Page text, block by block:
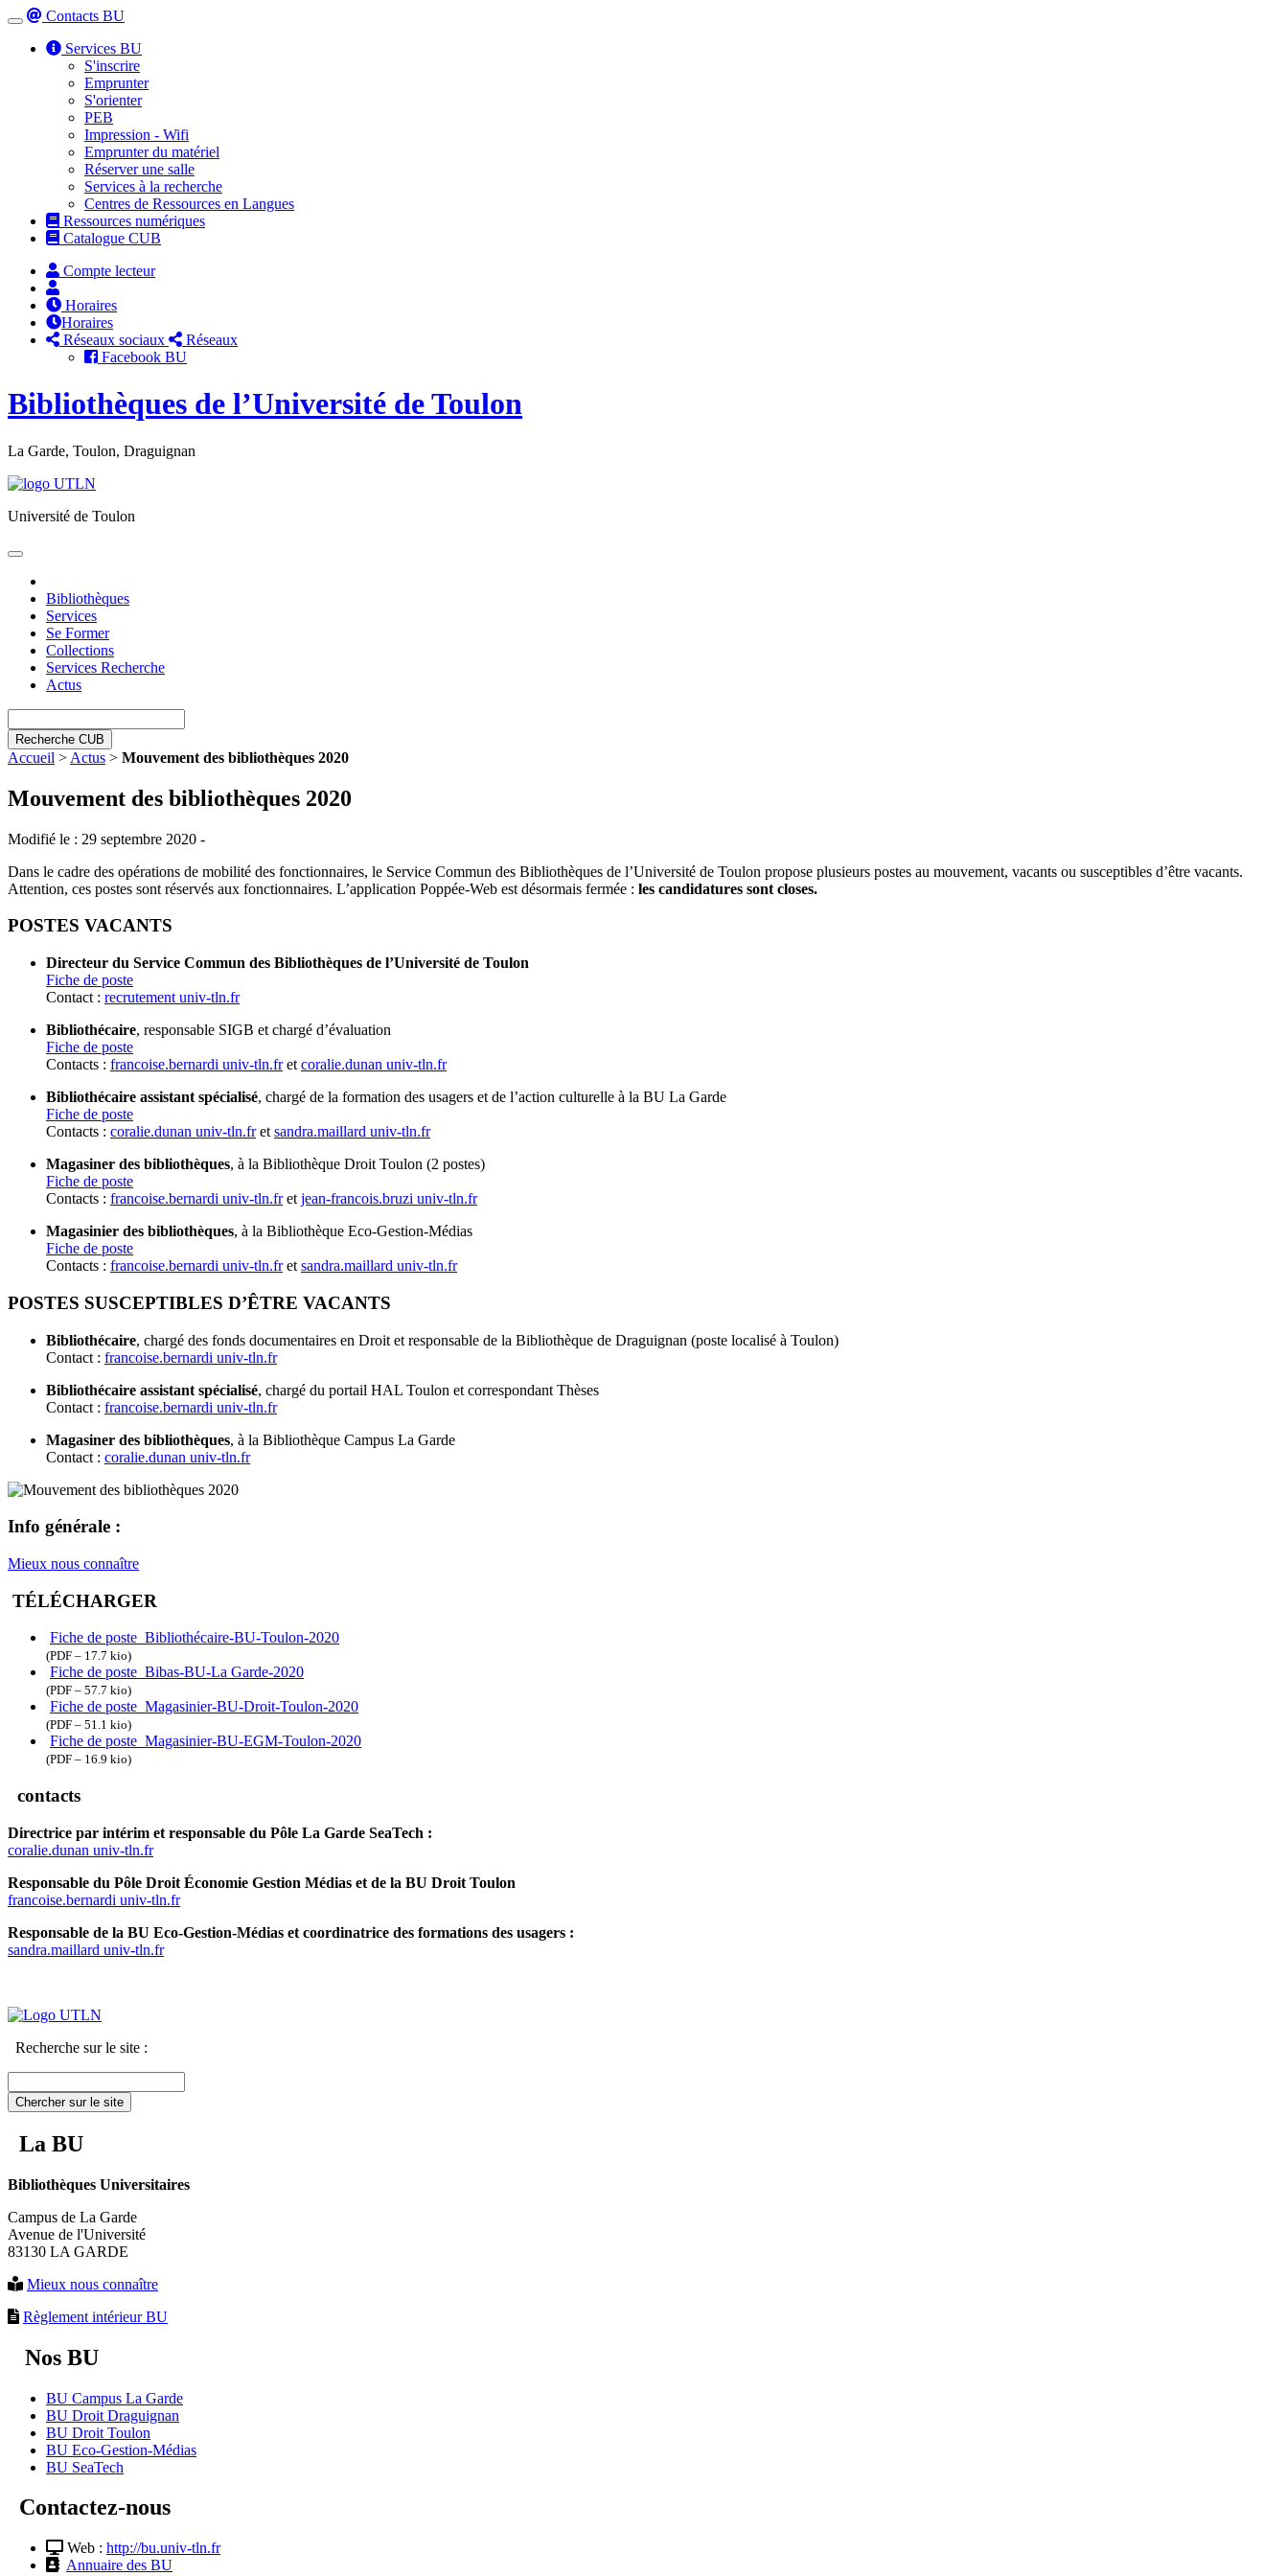
Toggle
navigation
Contacts BU
Services BU
S'inscrire
Emprunter
S'orienter
PEB
Impression - Wifi
Emprunter du matériel
Réserver une salle
Services à la recherche
Centres de Ressources en Langues
Ressources numériques
Catalogue CUB
Compte lecteur
Horaires
Horaires
Réseaux sociaux
Réseaux
Facebook BU
Bibliothèques de l’Université de Toulon
La Garde, Toulon, Draguignan
Université de Toulon
Toggle
Bibliothèques
Services
Se Former
Collections
Services Recherche
Actus
Recherche CUB
Accueil > Actus > Mouvement des bibliothèques 2020
Mouvement des bibliothèques 2020
Modifié le : 29 septembre 2020 -
Dans le cadre des opérations de mobilité des fonctionnaires, le Service Commun des Bibliothèques de l’Université de Toulon propose plusieurs postes au mouvement, vacants ou susceptibles d’être vacants.
Attention, ces postes sont réservés aux fonctionnaires. L’application Poppée-Web est désormais fermée : les candidatures sont closes.
POSTES VACANTS
Directeur du Service Commun des Bibliothèques de l’Université de Toulon
Fiche de poste
Contact : recrutement univ-tln.fr
Bibliothécaire, responsable SIGB et chargé d’évaluation
Fiche de poste
Contacts : francoise.bernardi univ-tln.fret coralie.dunan univ-tln.fr
Bibliothécaire assistant spécialisé, chargé de la formation des usagers et de l’action culturelle à la BU La Garde
Fiche de poste
Contacts : coralie.dunan univ-tln.fret sandra.maillard univ-tln.fr
Magasiner des bibliothèques, à la Bibliothèque Droit Toulon (2 postes)
Fiche de poste
Contacts : francoise.bernardi univ-tln.fret jean-francois.bruzi univ-tln.fr
Magasinier des bibliothèques, à la Bibliothèque Eco-Gestion-Médias
Fiche de poste
Contacts : francoise.bernardi univ-tln.fret sandra.maillard univ-tln.fr
POSTES SUSCEPTIBLES D’ÊTRE VACANTS
Bibliothécaire, chargé des fonds documentaires en Droit et responsable de la Bibliothèque de Draguignan (poste localisé à Toulon)
Contact : francoise.bernardi univ-tln.fr
Bibliothécaire assistant spécialisé, chargé du portail HAL Toulon et correspondant Thèses
Contact : francoise.bernardi univ-tln.fr
Magasiner des bibliothèques, à la Bibliothèque Campus La Garde
Contact : coralie.dunan univ-tln.fr
Info générale :
Mieux nous connaître
TÉLÉCHARGER
Fiche de poste_Bibliothécaire-BU-Toulon-2020
(PDF – 17.7 kio)
Fiche de poste_Bibas-BU-La Garde-2020
(PDF – 57.7 kio)
Fiche de poste_Magasinier-BU-Droit-Toulon-2020
(PDF – 51.1 kio)
Fiche de poste_Magasinier-BU-EGM-Toulon-2020
(PDF – 16.9 kio)
contacts
Directrice par intérim et responsable du Pôle La Garde SeaTech :
coralie.dunan univ-tln.fr
Responsable du Pôle Droit Économie Gestion Médias et de la BU Droit Toulon
francoise.bernardi univ-tln.fr
Responsable de la BU Eco-Gestion-Médias et coordinatrice des formations des usagers :
sandra.maillard univ-tln.fr
Recherche sur le site :
Chercher sur le site
La BU
Bibliothèques Universitaires
Campus de La Garde
Avenue de l'Université
83130 LA GARDE
Mieux nous connaître
Règlement intérieur BU
Nos BU
BU Campus La Garde
BU Droit Draguignan
BU Droit Toulon
BU Eco-Gestion-Médias
BU SeaTech
Contactez-nous
Web : http://bu.univ-tln.fr
Annuaire des BU